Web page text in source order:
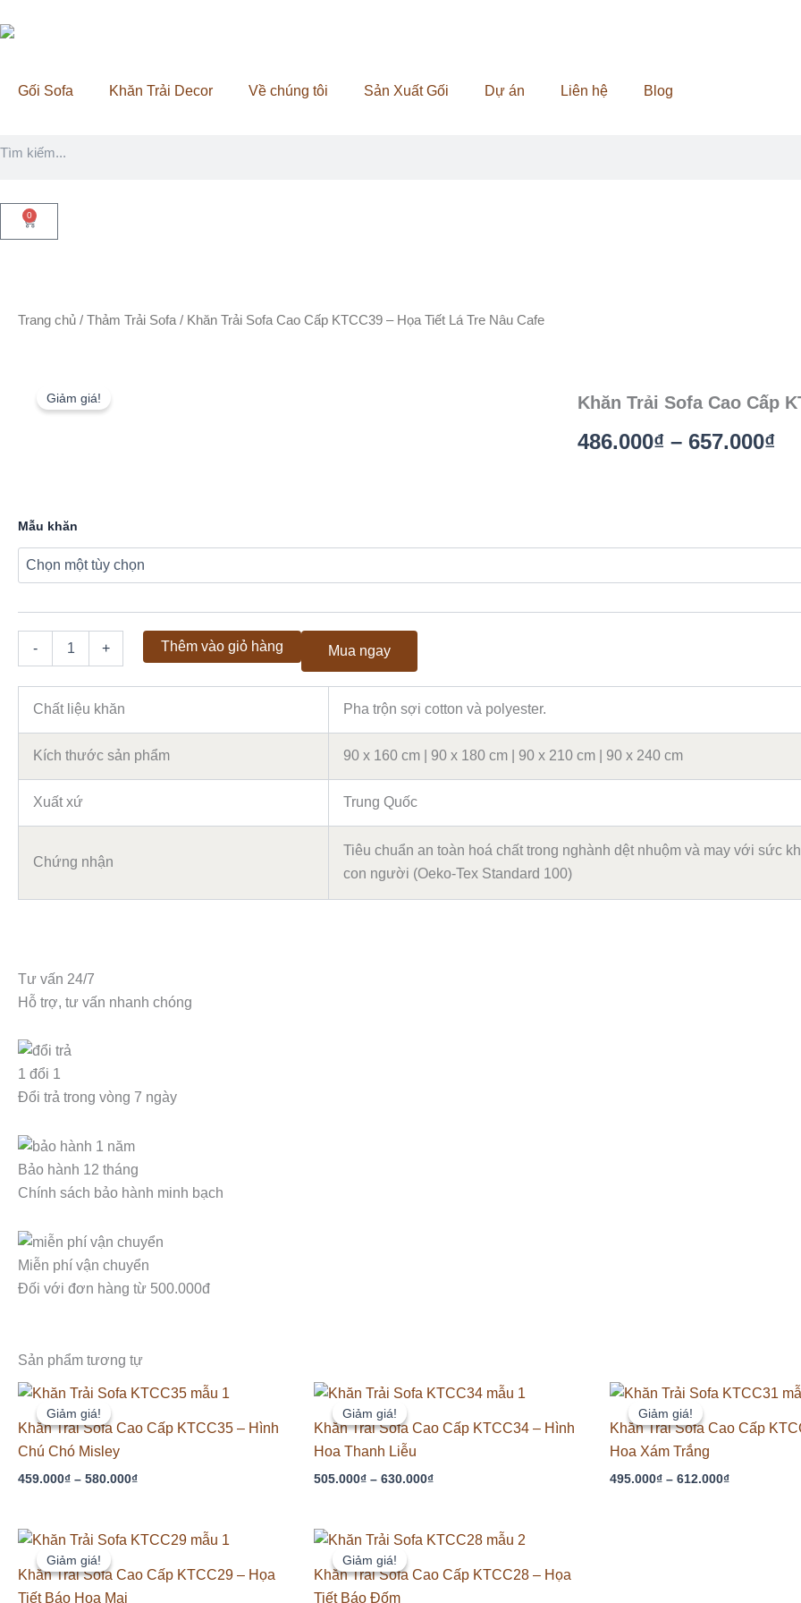
tới
Gối Sofa Khăn Trải Decor Về chúng tôi Sản Xuất Gối Dự án Liên hệ Blog
kiếm
0
Cart
Trang chủ / Thảm Trải Sofa / Khăn Trải Sofa Cao Cấp KTCC39 – Họa Tiết Lá Tre Nâu Cafe
Giảm giá! Khăn Trải Sofa Cao Cấp
486.000₫ – 657.000₫
Mẫu khăn
-
Cao
KTCC39
-
Tiết
Lá
Tre
Nâu
Cafe
+ Thêm vào giỏ hàng Mua ngay
Chất liệu khăn Pha trộn sợi cotton và polyester.
Kích thước sản phẩm 90 x 160 cm | 90 x 180 cm | 90 x 210 cm | 90 x 240 cm
Xuất xứ Trung Quốc
Chứng nhận
Tiêu chuẩn an toàn hoá chất trong nghành dệt nhuộm và may với sức
con người (Oeko-Tex Standard 100)
Tư vấn 24/7
Hỗ trợ, tư vấn nhanh chóng
1 đổi 1
Đổi trả trong vòng 7 ngày
Bảo hành 12 tháng
Chính sách bảo hành minh bạch
Miễn phí vận chuyển
Đối với đơn hàng từ 500.000đ
Sản phẩm tương tự
Giảm giá!
Giảm giá!
Khăn Trải Sofa Cao Cấp KTCC35 – Hình
Chú Chó Misley
459.000₫ – 580.000₫
Khoảng
từ
459.000₫
Giảm giá!
Giảm giá!
Khăn Trải Sofa Cao Cấp KTCC34 – Hình
Hoa Thanh Liễu
505.000₫ – 630.000₫
Khoảng
từ
505.000₫
Giảm giá!
Giảm giá!
Khăn Trải Sofa Cao Cấp
Hoa Xám Trắng
495.000₫ – 612.000₫
Khoảng
từ
495.000₫
Giảm giá!
Giảm giá!
Khăn Trải Sofa Cao Cấp KTCC29 – Họa
Tiết Báo Hoa Mai
Khoảng
từ
505.000₫
Giảm giá!
Giảm giá!
Khăn Trải Sofa Cao Cấp KTCC28 – Họa
Tiết Báo Đốm
Khoảng
từ
505.000₫